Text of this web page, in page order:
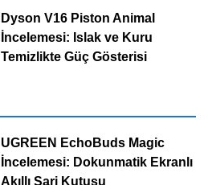
Dyson V16 Piston Animal
İncelemesi: Islak ve Kuru
Temizlikte Güç Gösterisi
UGREEN EchoBuds Magic
İncelemesi: Dokunmatik Ekranlı
Akıllı Şarj Kutusu